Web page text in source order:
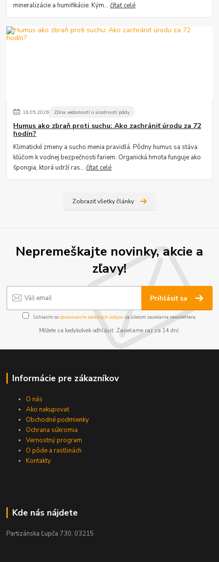
mineralizácie a humifikácie. Kým...čítať celé
16.05.2026 Zóna vedomostí o úrodností pôdy
Humus ako zbraň proti suchu: Ako zachrániť úrodu za 72
hodín?
Klimatické zmeny a sucho menia pravidlá. Pôdny humus sa stáva
kľúčom k vodnej bezpečnosti fariem. Organická hmota funguje ako
špongia, ktorá udrží ras...čítať celé
Zobraziť všetky články
Nepremeškajte novinky, akcie a
zľavy!
Prihlásiť sa
Súhlasím sospracovaním osobných údajov za účelom zasielania newslettera.
Môžete sa kedykoľvek odhlásiť. Zasielame raz za 14 dní.
Informácie pre zákazníkov
O nás
Ako nakupovať
Obchodné podmienky
Ochrana súkromia
Vernostný program
O pôde a rastlinách
Kontakty
Kde nás nájdete
Partizánska Ľupča 730, 03215